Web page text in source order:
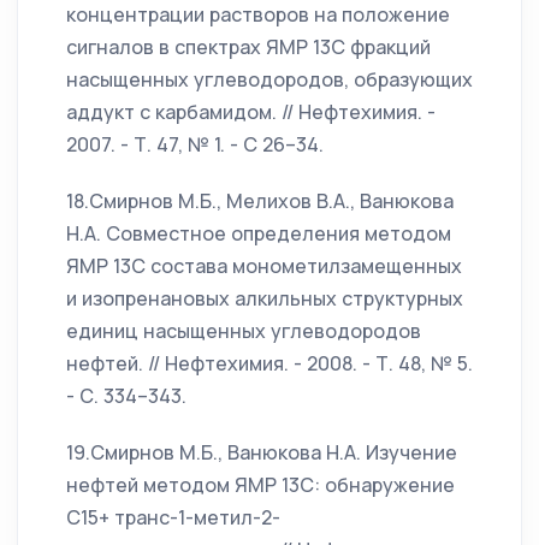
концентрации растворов на положение
сигналов в спектрах ЯМР 13С фракций
насыщенных углеводородов, образующих
аддукт с карбамидом. // Нефтехимия. -
2007. - Т. 47, № 1. - С 26–34.
18.Смирнов М.Б., Мелихов В.А., Ванюкова
Н.А. Совместное определения методом
ЯМР 13С состава монометилзамещенных
и изопренановых алкильных структурных
единиц насыщенных углеводородов
нефтей. // Нефтехимия. - 2008. - Т. 48, № 5.
- С. 334–343.
19.Смирнов М.Б., Ванюкова Н.А. Изучение
нефтей методом ЯМР 13С: обнаружение
С15+ транс-1-метил-2-